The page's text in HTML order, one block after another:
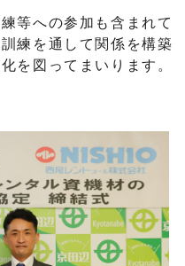
等への参加も含まれて
練を通して関係を構築
を図ってまいります。